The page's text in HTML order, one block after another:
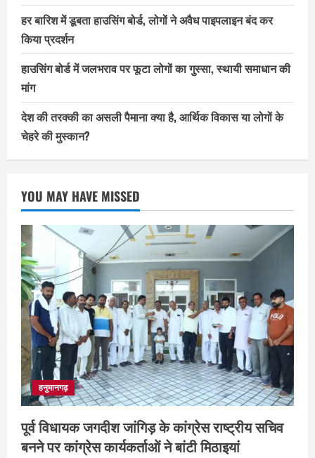
हर बारिश में डूबता हाउसिंग बोर्ड, लोगों ने अवैध पाइपलाइन बंद कर
किया प्रदर्शन
हाउसिंग बोर्ड में जलभराव पर फूटा लोगों का गुस्सा, स्थायी समाधान की
मांग
देश की तरक्की का असली पैमाना क्या है, आर्थिक विकास या लोगों के
चेहरे की मुस्कान?
YOU MAY HAVE MISSED
हनुमानगढ़
पूर्व विधायक जगदीश जांगिड़ के कांग्रेस राष्ट्रीय सचिव
बनने पर कांग्रेस कार्यकर्ताओं ने बांटी मिठाइयां